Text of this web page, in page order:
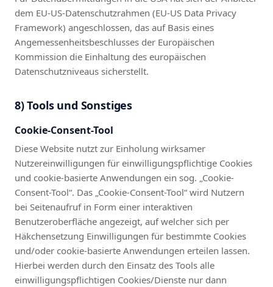
dem EU-US-Datenschutzrahmen (EU-US Data Privacy
Framework) angeschlossen, das auf Basis eines
Angemessenheitsbeschlusses der Europäischen
Kommission die Einhaltung des europäischen
Datenschutzniveaus sicherstellt.
8) Tools und Sonstiges
Cookie-Consent-Tool
Diese Website nutzt zur Einholung wirksamer
Nutzereinwilligungen für einwilligungspflichtige Cookies
und cookie-basierte Anwendungen ein sog. „Cookie-
Consent-Tool“. Das „Cookie-Consent-Tool“ wird Nutzern
bei Seitenaufruf in Form einer interaktiven
Benutzeroberfläche angezeigt, auf welcher sich per
Häkchensetzung Einwilligungen für bestimmte Cookies
und/oder cookie-basierte Anwendungen erteilen lassen.
Hierbei werden durch den Einsatz des Tools alle
einwilligungspflichtigen Cookies/Dienste nur dann